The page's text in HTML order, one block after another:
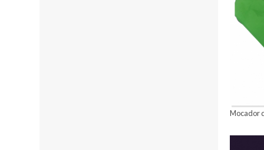
Mocador